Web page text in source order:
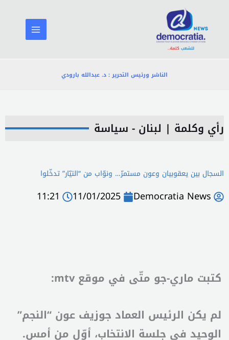
المحتوى
الناشر ورئيس التحرير : د. عبدالله بارودي
رأي وكلمة | لبنان - سياسة
السجال بين يعقوبيان وعون مستمرّ… ونوّاب من “التيّار” تدخّلوا
Democratia News
11/01/2025
11:21
كتبت ماري-جو متّى في موقع mtv:
لم يكن الرئيس العماد جوزيف عون “النجم”
الوحيد في جلسة الانتخاب، أوّل من أمس.